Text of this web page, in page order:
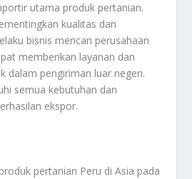
utama produk pertanian.
kualitas dan
bisnis mencari perusahaan
memberikan layanan dan
dalam pengiriman luar negeri.
semua kebutuhan dan
ekspor.
pertanian Peru di Asia pada